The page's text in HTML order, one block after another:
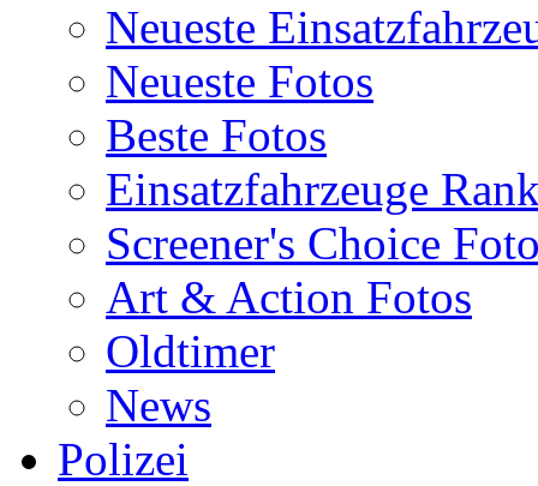
Neueste
Neueste Fotos
Beste Fotos
Einsatzfahrzeuge
Screener's Choice
Art & Action Fotos
Oldtimer
News
Polizei